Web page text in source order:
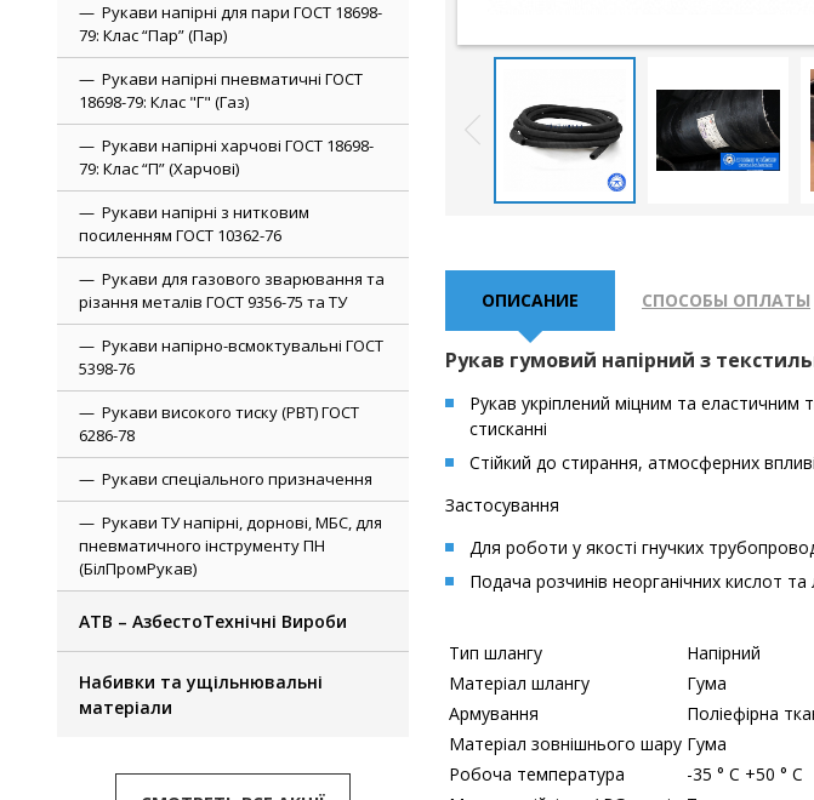
Рукави напірні для пари ГОСТ 18698-
79: Клас “Пар” (Пар)
Рукави напірні пневматичні ГОСТ
18698-79: Клас "Г" (Газ)
Рукави напірні харчові ГОСТ 18698-
79: Клас “П” (Харчові)
Рукави напірні з нитковим
посиленням ГОСТ 10362-76
Рукави для газового зварювання та
різання металів ГОСТ 9356-75 та ТУ
Рукави напірно-всмоктувальні ГОСТ
5398-76
Рукави високого тиску (РВТ) ГОСТ
6286-78
Рукави спеціального призначення
Рукави ТУ напірні, дорнові, МБС, для
пневматичного інструменту ПН
(БілПромРукав)
АТВ – АзбестоТехнічні Вироби
Набивки та ущільнювальні
матеріали
ОПИСАНИЕ СПОСОБЫ ОПЛАТЫ
Рукав гумовий напірний з
Рукав укріплений міцним та
стисканні
Стійкий до стирання, атмосферних
Застосування
Для роботи у якості гнучких
Подача розчинів неорганічних кислот
Тип шлангу
Напірний
Матеріал шлангу
Гума
Армування
Поліефірна
Матеріал зовнішнього шару Гума
Робоча температура
-35 ° С +50 ° С